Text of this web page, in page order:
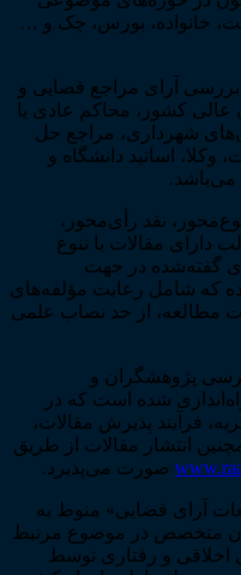
خانواده، بورس، چک و …
آرای مراجع قضایی و
عالی کشور، محاکم عادی یا
شهرداری، مراجع حل
وکلا، اساتید دانشگاه و
می‌باشد.
نقد رأی‌محور،
دارای مقالات با تنوع
گفته‌شده در جهت
که شامل رعایت مؤلفه‌های
مطالعه، از حد نصاب علمی
پژوهشگران و
شده است که در
فرآیند پذیرش مقالات،
انتشار مقالات از طریق
صورت می‌پذیرد.
آرای قضایی» منوط به
متخصص در موضوع مرتبط
اخلاقی و رفتاری توسط